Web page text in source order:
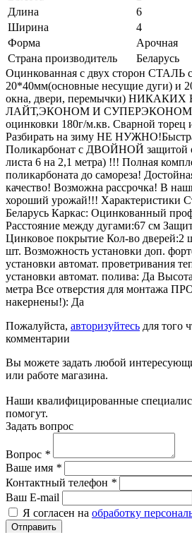
Длина
6
Ширина
4
Форма
Арочная
Страна производитель
Беларусь
Оцинкованная с двух сторон СТАЛЬ
20*40мм(основные несущие дуги) и
окна, двери, перемычки)
ЛАЙТ,ЭКОНОМ И СУПЕРЭКОНОМ!!!
оцинковки 180г/м.кв. Сварной
Разбирать на зиму НЕ
Поликарбонат с ДВОЙНОЙ защитой
листа 6 на 2,1 метра) !!! Полная
поликарбоната до самореза!
качество! Возможна рассрочка! В
хороший урожай!!! Характеристики
Беларусь Каркас: Оцинкованный
Расстояние между дугами:67 см
Цинковое покрытие Кол-во дверей:2
шт. Возможность установки доп.
установки автомат. проветривания
установки автомат. полива: Да
метра Все отверстия для монтажа
накернены!): Да
Пожалуйста, авторизуйтесь для того
комментарии
Вы можете задать любой
или работе магазина.
Наши квалифицированные
помогут.
Задать вопрос
Вопрос *
Ваше имя *
Контактный телефон *
Ваш E-mail
Я согласен на обработку
Отправить